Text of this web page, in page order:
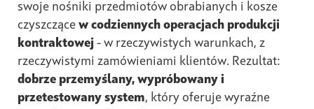
swoje nośniki przedmiotów obrabianych i kosze
czyszczące w codziennych operacjach produkcji
kontraktowej - w rzeczywistych warunkach, z
rzeczywistymi zamówieniami klientów. Rezultat:
dobrze przemyślany, wypróbowany i
przetestowany system, który oferuje wyraźne